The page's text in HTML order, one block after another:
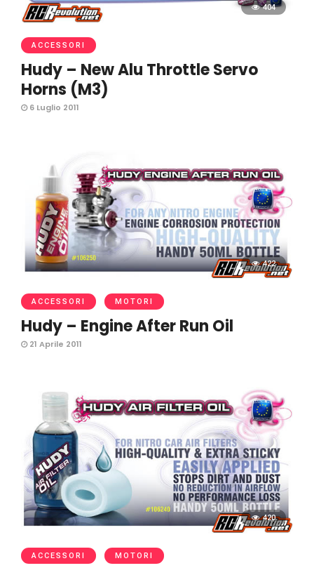
404
ACCESSORI
Hudy – New Alu Throttle Servo
Horns (M3)
6 Luglio 2011
422
ACCESSORI MOTORI
Hudy – Engine After Run Oil
21 Aprile 2011
420
ACCESSORI MOTORI